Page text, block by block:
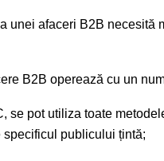
unei afaceri B2B necesită
B2B operează cu un
se pot utiliza toate
specificul publicului țintă;